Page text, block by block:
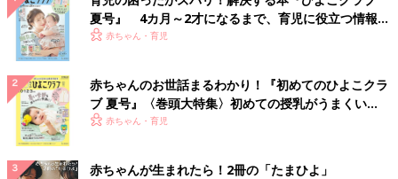
夏号』 4カ月～2才になるまで、育児に役立つ情報が
いっぱい！
赤ちゃん・育児
赤ちゃんのお世話まるわかり！『初めてのひよこクラ
ブ 夏号』〈巻頭大特集〉初めての授乳がうまくい
く！ おっぱい・ミルクの基本と夏のトラブル 解決テ
赤ちゃん・育児
赤ちゃんが生まれたら！2冊の「たまひよ」